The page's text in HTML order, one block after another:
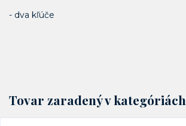
- dva kľúče
Tovar zaradený v kategóriách